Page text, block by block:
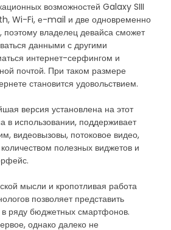
возможностей Galaxy SIII
Wi-Fi, е-mail и две одновременно
поэтому владелец девайса сможет
данными с другими
интернет-серфингом и
почтой. При таком размере
становится удовольствием.
версия установлена на этот
в использовании, поддерживает
видеовызовы, потоковое видео,
полезных виджетов и
мысли и кропотливая работа
позволяет представить
ряду бюджетных смартфонов.
однако далеко не